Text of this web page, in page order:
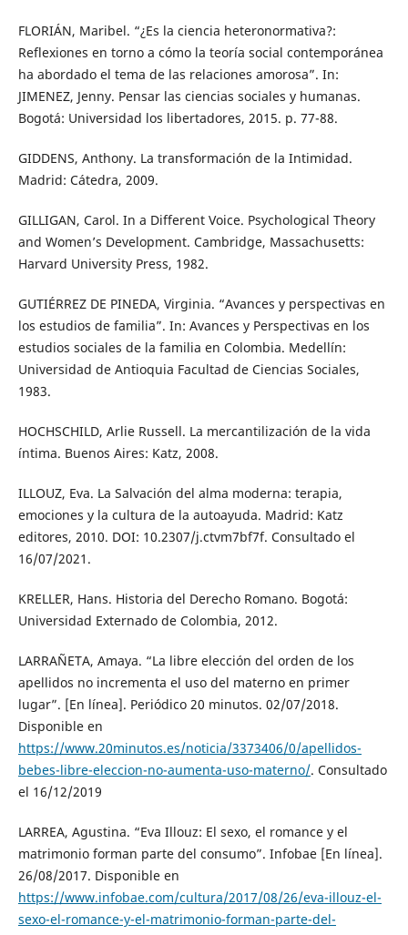
FLORIÁN, Maribel. “¿Es la ciencia heteronormativa?:
Reflexiones en torno a cómo la teoría social contemporánea
ha abordado el tema de las relaciones amorosa”. In:
JIMENEZ, Jenny. Pensar las ciencias sociales y humanas.
Bogotá: Universidad los libertadores, 2015. p. 77-88.
GIDDENS, Anthony. La transformación de la Intimidad.
Madrid: Cátedra, 2009.
GILLIGAN, Carol. In a Different Voice. Psychological Theory
and Women’s Development. Cambridge, Massachusetts:
Harvard University Press, 1982.
GUTIÉRREZ DE PINEDA, Virginia. “Avances y perspectivas en
los estudios de familia”. In: Avances y Perspectivas en los
estudios sociales de la familia en Colombia. Medellín:
Universidad de Antioquia Facultad de Ciencias Sociales,
1983.
HOCHSCHILD, Arlie Russell. La mercantilización de la vida
íntima. Buenos Aires: Katz, 2008.
ILLOUZ, Eva. La Salvación del alma moderna: terapia,
emociones y la cultura de la autoayuda. Madrid: Katz
editores, 2010. DOI: 10.2307/j.ctvm7bf7f. Consultado el
16/07/2021.
KRELLER, Hans. Historia del Derecho Romano. Bogotá:
Universidad Externado de Colombia, 2012.
LARRAÑETA, Amaya. “La libre elección del orden de los
apellidos no incrementa el uso del materno en primer
lugar”. [En línea]. Periódico 20 minutos. 02/07/2018.
Disponible en
https://www.20minutos.es/noticia/3373406/0/apellidos-
bebes-libre-eleccion-no-aumenta-uso-materno/. Consultado
el 16/12/2019
LARREA, Agustina. “Eva Illouz: El sexo, el romance y el
matrimonio forman parte del consumo”. Infobae [En línea].
26/08/2017. Disponible en
https://www.infobae.com/cultura/2017/08/26/eva-illouz-el-
sexo-el-romance-y-el-matrimonio-forman-parte-del-